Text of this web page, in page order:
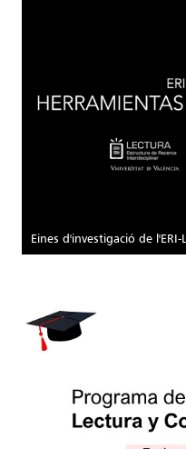
Eines d'investigació de l'ERI-